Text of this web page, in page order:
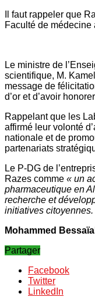
Il faut rappeler que
Faculté de médecine
Le ministre de
scientifique, M.
message de
d’or et d’avoir
Rappelant que les
affirmé leur volonté
nationale et de
partenariats
Le P-DG de
Razes comme « un
pharmaceutique en
recherche et
initiatives citoyennes.
Mohammed
Partager
Facebook
Twitter
LinkedIn